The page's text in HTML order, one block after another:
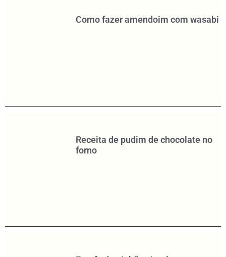
Como fazer amendoim com wasabi
Receita de pudim de chocolate no
forno